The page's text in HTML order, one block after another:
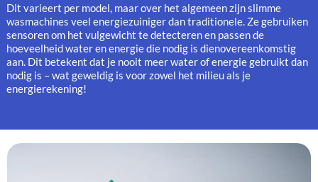
Dit varieert per model, maar over het algemeen zijn slimme
wasmachines veel energiezuiniger dan traditionele. Ze gebruiken
sensoren om het vulgewicht te detecteren en passen de
hoeveelheid water en energie die nodig is dienovereenkomstig
aan. Dit betekent dat je nooit meer water of energie gebruikt dan
nodig is – wat geweldig is voor zowel het milieu als je
energierekening!